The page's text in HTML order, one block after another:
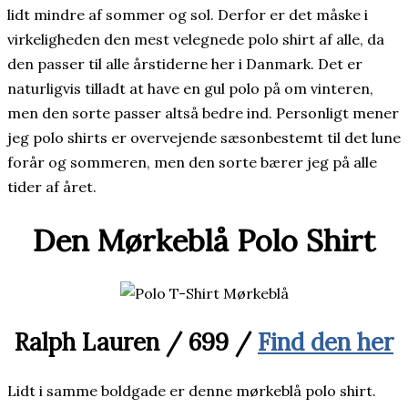
lidt mindre af sommer og sol. Derfor er det måske i
virkeligheden den mest velegnede polo shirt af alle, da
den passer til alle årstiderne her i Danmark. Det er
naturligvis tilladt at have en gul polo på om vinteren,
men den sorte passer altså bedre ind. Personligt mener
jeg polo shirts er overvejende sæsonbestemt til det lune
forår og sommeren, men den sorte bærer jeg på alle
tider af året.
Den Mørkeblå Polo Shirt
Ralph Lauren / 699 / Find den her
Lidt i samme boldgade er denne mørkeblå polo shirt.